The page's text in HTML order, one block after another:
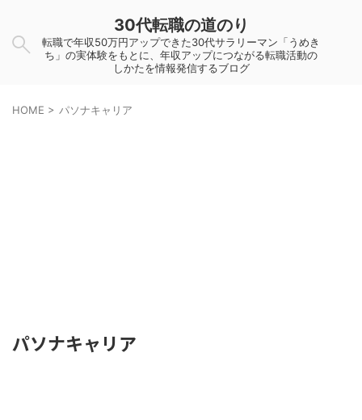
30代転職の道のり
転職で年収50万円アップできた30代サラリーマン「うめき
ち」の実体験をもとに、年収アップにつながる転職活動の
しかたを情報発信するブログ
HOME > パソナキャリア
パソナキャリア